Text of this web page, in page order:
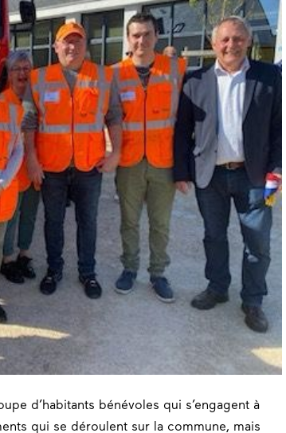
d’habitants bénévoles qui s’engagent à
qui se déroulent sur la commune, mais